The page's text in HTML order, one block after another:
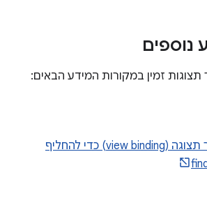
נוספים
זמין במקורות המידע הבאים:
שימוש בקישור תצוגה (view binding) כדי להחליף